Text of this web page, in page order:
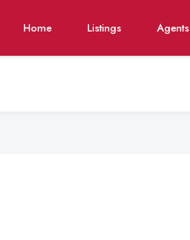
Home Listings Agents